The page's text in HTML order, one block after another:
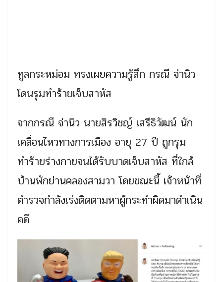
ทูลกระหม่อม ทรงเผยความรู้สึก กรณี จ่านิว
โดนรุมทำร้ายเจ็บสาหัส
จากกรณี จ่านิว นายสิรวิชญ์ เสรีธิวัฒน์ นัก
เคลื่อนไหวทางการเมือง อายุ 27 ปี ถูกรุม
ทำร้ายร่างกายจนได้รับบาดเจ็บสาหัส ที่ใกล้
บ้านพักย่านคลองสามวา โดยขณะนี้ เจ้าหน้าที่
ตำรวจกำลังเร่งติดตามหาผู้กระทำผิดมาดำเนิน
คดี